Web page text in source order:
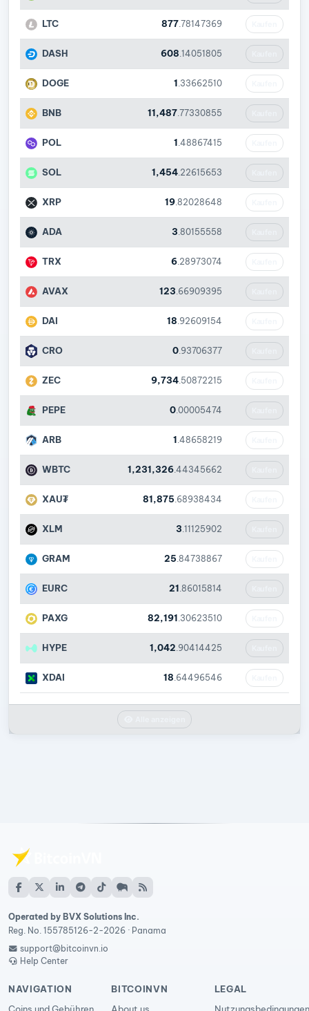
LTC 877 .78147369
DASH 608 .14051805
DOGE 1 .33662510
BNB 11,487 .77330855
POL 1 .48867415
SOL 1,454 .22615653
XRP 19 .82028648
ADA 3 .80155558
TRX 6 .28973074
AVAX 123 .66909395
DAI 18 .92609154
CRO 0 .93706377
ZEC 9,734 .50872215
PEPE 0 .00005474
ARB 1 .48658219
WBTC 1,231,326 .44345662
XAU₮ 81,875 .68938434
XLM 3 .11125902
GRAM 25 .84738867
EURC 21 .86015814
PAXG 82,191 .30623510
HYPE 1,042 .90414425
XDAI 18 .64496546
Operated by BVX Solutions Inc.
Reg. No. 155785126-2-2026 · Panama
support@bitcoinvn.io
Help Center
NAVIGATION
BITCOINVN
LEGAL